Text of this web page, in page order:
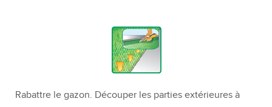
Rabattre le gazon. Découper les parties extérieures à